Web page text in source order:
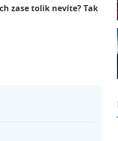
zase tolik nevíte? Tak